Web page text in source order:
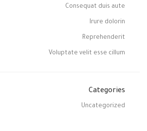
Consequat duis aute
Irure dolorin
Reprehenderit
Voluptate velit esse cillum
Categories
Uncategorized